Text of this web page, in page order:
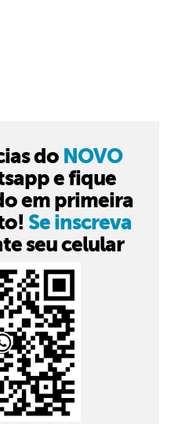
do NOVO
e fique
em primeira
Se inscreva
seu celular